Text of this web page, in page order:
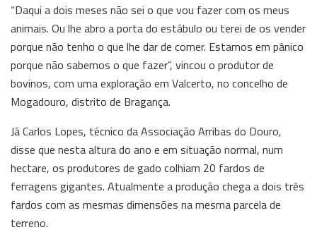
“Daqui a dois meses não sei o que vou fazer com os meus
animais. Ou lhe abro a porta do estábulo ou terei de os vender
porque não tenho o que lhe dar de comer. Estamos em pânico
porque não sabemos o que fazer”, vincou o produtor de
bovinos, com uma exploração em Valcerto, no concelho de
Mogadouro, distrito de Bragança.
Já Carlos Lopes, técnico da Associação Arribas do Douro,
disse que nesta altura do ano e em situação normal, num
hectare, os produtores de gado colhiam 20 fardos de
ferragens gigantes. Atualmente a produção chega a dois três
fardos com as mesmas dimensões na mesma parcela de
terreno.